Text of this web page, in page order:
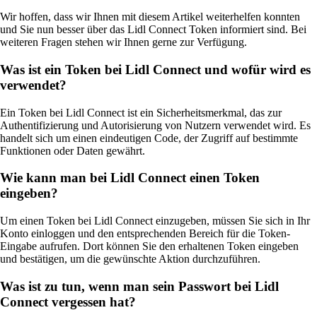
Wir hoffen, dass wir Ihnen mit diesem Artikel weiterhelfen konnten
und Sie nun besser über das Lidl Connect Token informiert sind. Bei
weiteren Fragen stehen wir Ihnen gerne zur Verfügung.
Was ist ein Token bei Lidl Connect und wofür wird es
verwendet?
Ein Token bei Lidl Connect ist ein Sicherheitsmerkmal, das zur
Authentifizierung und Autorisierung von Nutzern verwendet wird. Es
handelt sich um einen eindeutigen Code, der Zugriff auf bestimmte
Funktionen oder Daten gewährt.
Wie kann man bei Lidl Connect einen Token
eingeben?
Um einen Token bei Lidl Connect einzugeben, müssen Sie sich in Ihr
Konto einloggen und den entsprechenden Bereich für die Token-
Eingabe aufrufen. Dort können Sie den erhaltenen Token eingeben
und bestätigen, um die gewünschte Aktion durchzuführen.
Was ist zu tun, wenn man sein Passwort bei Lidl
Connect vergessen hat?